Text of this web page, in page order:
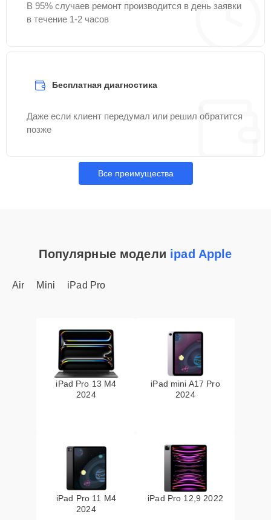
В 95% случаев ремонт производится в день заявки
в течение 1-2 часов
Бесплатная диагностика
Даже если клиент передумал или решил обратится
позже
Все преимущества
Популярные модели ipad Apple
Air Mini iPad Pro
iPad Pro 13 M4
2024
iPad mini A17 Pro
2024
iPad Pro 11 M4
2024
iPad Pro 12,9 2022